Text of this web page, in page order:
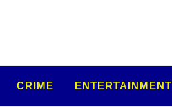
CRIME ENTERTAINMENT